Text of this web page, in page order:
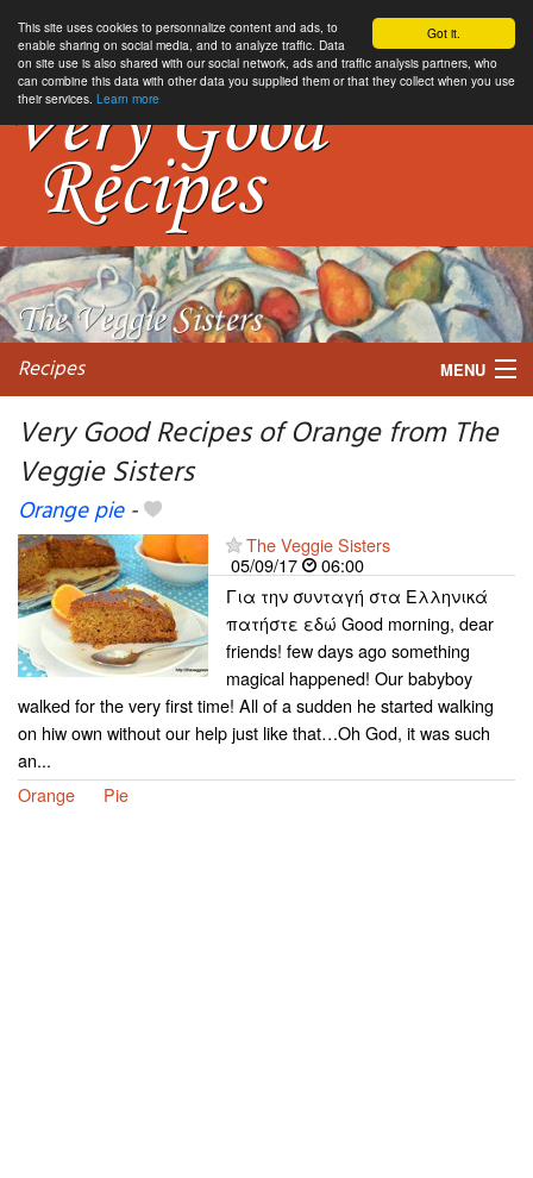
Got it.
This site uses cookies to personnalize content and ads, to
enable sharing on social media, and to analyze traffic. Data
on site use is also shared with our social network, ads and traffic analysis partners, who
can combine this data with other data you supplied them or that they collect when you use
their services. Learn more
Recipes MENU
My favorite blogs
Very Good Recipes of Orange from The
Veggie Sisters
Orange pie-
The Veggie Sisters
05/09/17
06:00
Για την συνταγή στα Ελληνικά
πατήστε εδώ Good morning, dear
friends! few days ago something
magical happened! Our babyboy
walked for the very first time! All of a sudden he started walking
on hiw own without our help just like that…Oh God, it was such
an...
Orange
Pie